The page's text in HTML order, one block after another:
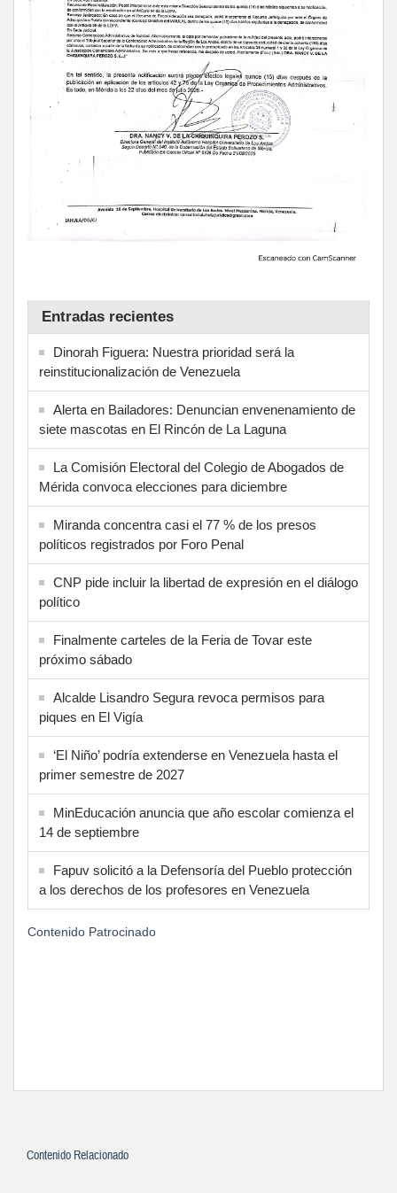
Entradas recientes
Dinorah Figuera: Nuestra prioridad será la
reinstitucionalización de Venezuela
Alerta en Bailadores: Denuncian envenenamiento de
siete mascotas en El Rincón de La Laguna
La Comisión Electoral del Colegio de Abogados de
Mérida convoca elecciones para diciembre
Miranda concentra casi el 77 % de los presos
políticos registrados por Foro Penal
CNP pide incluir la libertad de expresión en el diálogo
político
Finalmente carteles de la Feria de Tovar este
próximo sábado
Alcalde Lisandro Segura revoca permisos para
piques en El Vigía
‘El Niño’ podría extenderse en Venezuela hasta el
primer semestre de 2027
MinEducación anuncia que año escolar comienza el
14 de septiembre
Fapuv solicitó a la Defensoría del Pueblo protección
a los derechos de los profesores en Venezuela
Contenido Patrocinado
Contenido Relacionado